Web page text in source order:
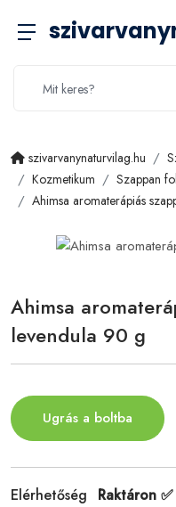
szivarvanynaturvilag.hu
Kozmetikum
Szappan
Ahimsa aromaterápiás
Ahimsa
levendula 90 g
Ugrás a boltba
Elérhetőség
Raktáron ✅